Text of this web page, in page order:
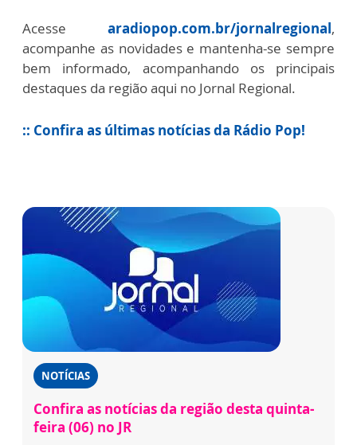
Acesse aradiopop.com.br/jornalregional,
acompanhe as novidades e mantenha-se sempre
bem informado, acompanhando os principais
destaques da região aqui no Jornal Regional.
:: Confira as últimas notícias da Rádio Pop!
NOTÍCIAS
Confira as notícias da região desta quinta-
feira (06) no JR